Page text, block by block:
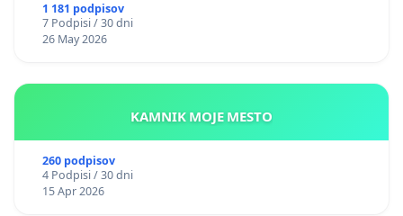
1 181 podpisov
7 Podpisi / 30 dni
26 May 2026
KAMNIK MOJE MESTO
260 podpisov
4 Podpisi / 30 dni
15 Apr 2026